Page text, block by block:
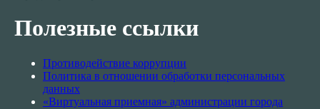
Полезные ссылки
Противодействие коррупции
Политика в отношении обработки персональных
данных
«Виртуальная приемная» администрации города